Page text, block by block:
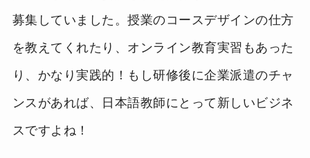
募集していました。授業のコースデザインの仕方
を教えてくれたり、オンライン教育実習もあった
り、かなり実践的！もし研修後に企業派遣のチャ
ンスがあれば、日本語教師にとって新しいビジネ
スですよね！